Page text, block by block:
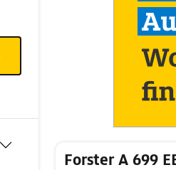
Forster A 699